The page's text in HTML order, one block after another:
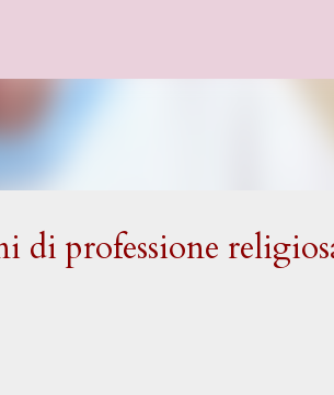
di professione